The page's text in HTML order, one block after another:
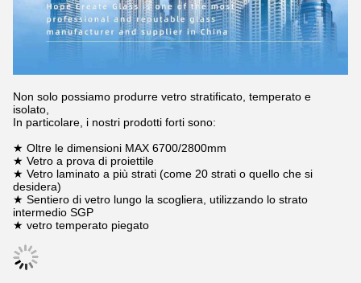
Non solo possiamo produrre vetro stratificato, temperato e
isolato,
In particolare, i nostri prodotti forti sono:
★ Oltre le dimensioni MAX 6700/2800mm
★ Vetro a prova di proiettile
★ Vetro laminato a più strati (come 20 strati o quello che si
desidera)
★ Sentiero di vetro lungo la scogliera, utilizzando lo strato
intermedio SGP
★ vetro temperato piegato